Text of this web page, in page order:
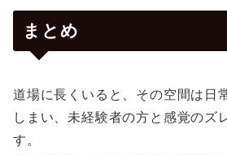
まとめ
道場に長くいると、その空間は日
しまい、未経験者の方と感覚のズ
す。